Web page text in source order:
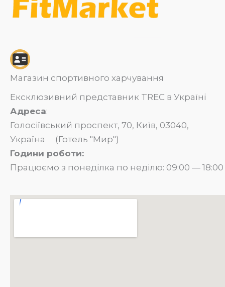
Магазин спортивного харчування
Ексклюзивний представник TREC в Україні
Адреса:
Голосіївський проспект, 70, Київ, 03040,
Україна (Готель "Мир")
Години роботи:
Працюємо з понеділка по неділю: 09:00 — 18:00